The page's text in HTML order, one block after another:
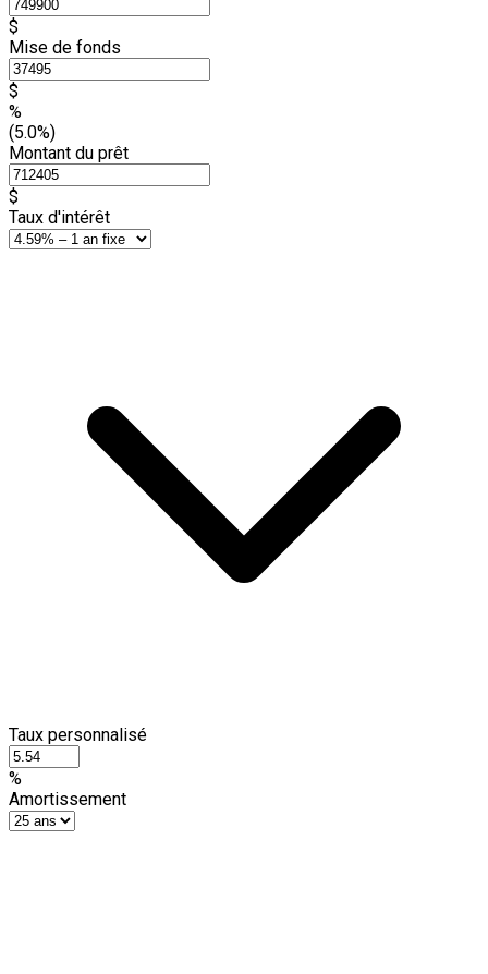
$
Mise de fonds
$
%
(5.0%)
Montant du prêt
$
Taux d'intérêt
Taux personnalisé
%
Amortissement